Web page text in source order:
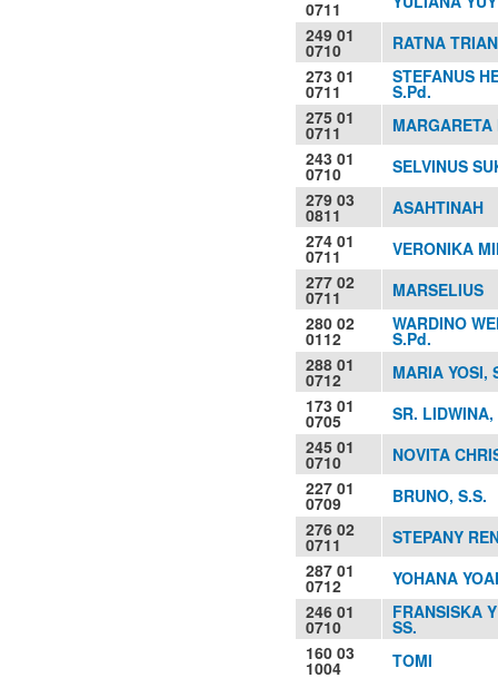
0711
249 01
0710
RATNA
273 01
0711
STEFANUS
S.Pd.
275 01
0711
243 01
0710
SELVINUS
279 03
0811
ASAHTINAH
274 01
0711
VERONIKA
277 02
0711
MARSELIUS
280 02
0112
WARDINO
S.Pd.
288 01
0712
MARIA YOSI,
173 01
0705
SR.
245 01
0710
NOVITA
227 01
0709
BRUNO, S.S.
276 02
0711
STEPANY
287 01
0712
YOHANA
246 01
0710
FRANSISKA
SS.
160 03
1004
TOMI